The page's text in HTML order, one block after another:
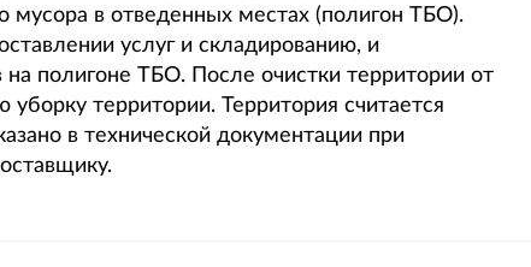
мусора в отведенных местах (полигон ТБО).
услуг и складированию, и
полигоне ТБО. После очистки территории от
территории. Территория считается
в технической документации при